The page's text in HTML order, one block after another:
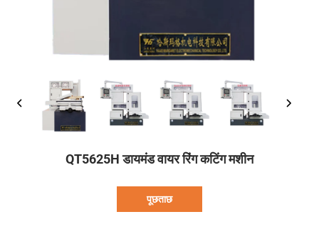
QT5625H डायमंड वायर रिंग कटिंग मशीन
पूछताछ